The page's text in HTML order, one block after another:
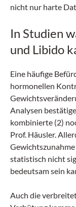
nicht nur harte
In Studien
und Libido
Eine häufige
hormonellen
Analysen
kombinierte (2)­
Prof. Häusler.
statistisch nicht
bedeutsam sein
Auch die